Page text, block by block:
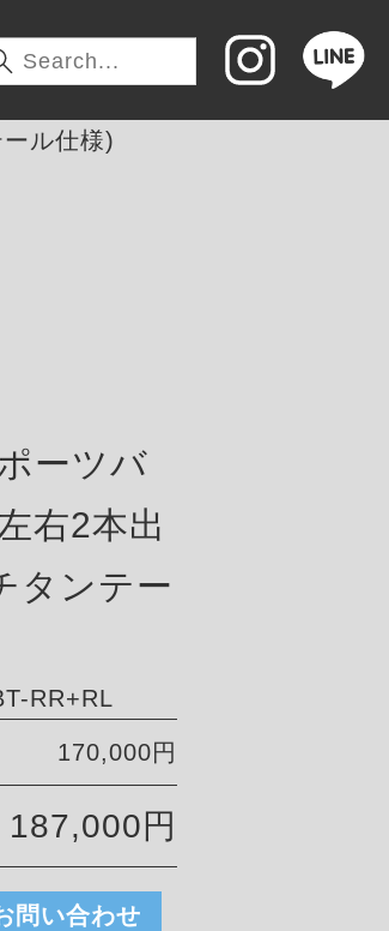
ル仕様)
ーツバ
右2本出
タンテー
RR+RL
170,000円
187,000円
問い合わせ